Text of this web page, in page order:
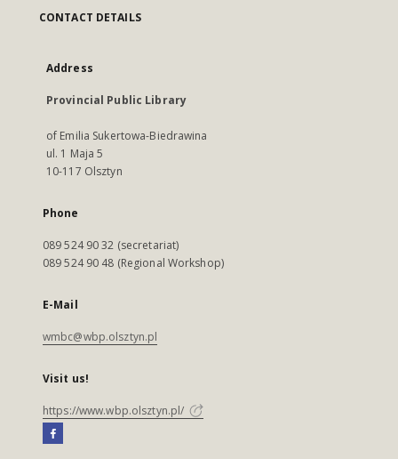
CONTACT DETAILS
Address
Provincial Public Library
of Emilia Sukertowa-Biedrawina
ul. 1 Maja 5
10-117 Olsztyn
Phone
089 524 90 32 (secretariat)
089 524 90 48 (Regional Workshop)
E-Mail
wmbc@wbp.olsztyn.pl
Visit us!
https://www.wbp.olsztyn.pl/